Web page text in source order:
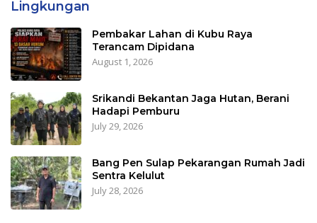
Lingkungan
Pembakar Lahan di Kubu Raya
Terancam Dipidana
August 1, 2026
Srikandi Bekantan Jaga Hutan, Berani
Hadapi Pemburu
July 29, 2026
Bang Pen Sulap Pekarangan Rumah Jadi
Sentra Kelulut
July 28, 2026